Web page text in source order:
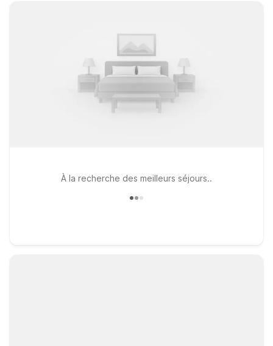
À la recherche des meilleurs séjours..